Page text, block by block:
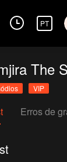
PT
VIP
Erros de